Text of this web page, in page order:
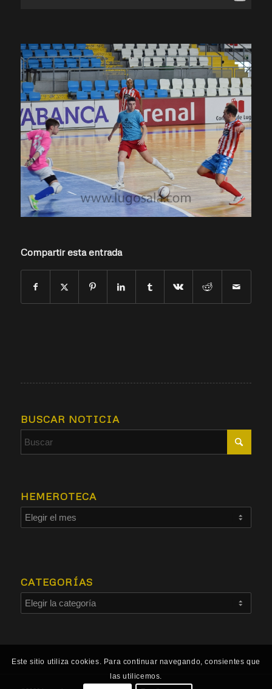
Compartir esta entrada
BUSCAR NOTICIA
HEMEROTECA
CATEGORÍAS
Este sitio utiliza cookies. Para continuar navegando, consientes que
las utilicemos.